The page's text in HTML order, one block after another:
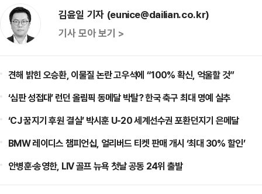
김윤일 기자 (eunice@dailian.co.kr)
기사 모아 보기 >
견해 밝힌 오승환, 이물질 논란 고우석에 “100% 확신, 억울할 것”
‘심판 성접대’ 런던 올림픽 동메달 박탈? 한국 축구 최대 명예 실추
‘CJ 꿈지기 후원 결실’ 박시훈 U-20 세계선수권 포환던지기 은메달
BMW 레이디스 챔피언십, 얼리버드 티켓 판매 개시 ‘최대 30% 할인’
안병훈·송영한, LIV 골프 뉴욕 첫날 공동 24위 출발